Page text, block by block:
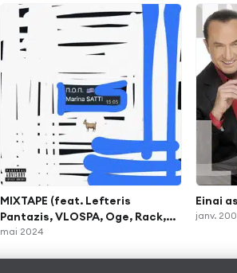
MIXTAPE (feat. Lefteris
Pantazis, VLOSPA, Oge, Rack,
Efi Thodi & Nick Kodonas)
mai 2024
Einai
janv.